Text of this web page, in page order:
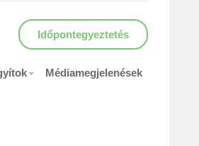
Időpontegyeztetés
Médiamegjelenések